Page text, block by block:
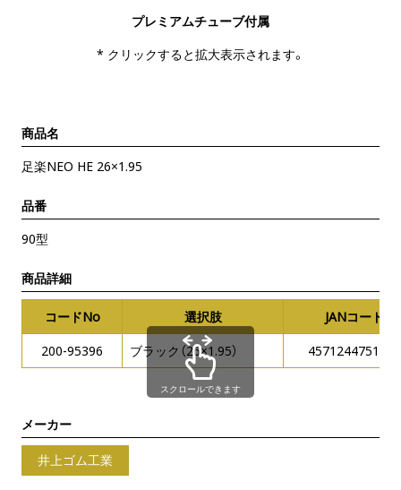
プレミアムチューブ付属
* クリックすると拡大表示されます。
商品名
足楽NEO HE 26×1.95
品番
90型
商品詳細
コードNo 選択肢
JANコード
200-95396
ブラック（26×1.95） 4571244751608
スクロールできます
メーカー
井上ゴム工業